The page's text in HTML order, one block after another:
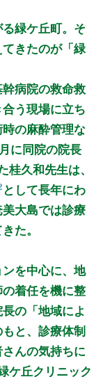
金 金曜日
土 土曜日
日日曜日
●
で、午後14:00～
まで
18:00
なり次第接種)で
事前に必ず医療
認ください。
緑ケ丘町。そ
きたのが「緑
病院の救命救
う現場に立ち
の麻酔管理な
に同院の院長
桂久和先生は、
として長年にわ
大島では診療
た。
を中心に、地
着任を機に整
の「地域によ
と、診療体制
んの気持ちに
ケ丘クリニック